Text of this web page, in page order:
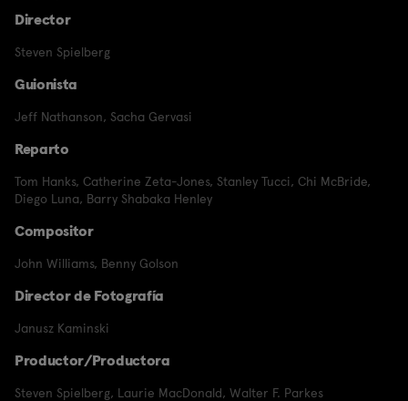
Director
Steven Spielberg
Guionista
Jeff Nathanson, Sacha Gervasi
Reparto
Tom Hanks, Catherine Zeta-Jones, Stanley Tucci, Chi McBride,
Diego Luna, Barry Shabaka Henley
Compositor
John Williams, Benny Golson
Director de Fotografía
Janusz Kaminski
Productor/Productora
Steven Spielberg, Laurie MacDonald, Walter F. Parkes